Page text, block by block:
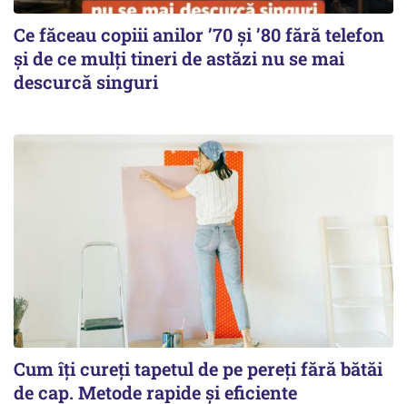
Ce făceau copiii anilor ’70 și ’80 fără telefon
și de ce mulți tineri de astăzi nu se mai
descurcă singuri
Cum îți cureți tapetul de pe pereți fără bătăi
de cap. Metode rapide și eficiente